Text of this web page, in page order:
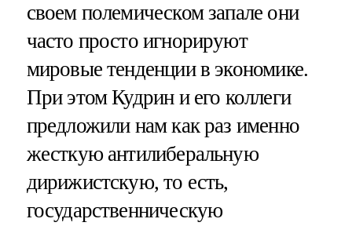
своем полемическом запале они
часто просто игнорируют
мировые тенденции в экономике.
При этом Кудрин и его коллеги
предложили нам как раз именно
жесткую антилиберальную
дирижистскую, то есть,
государственническую